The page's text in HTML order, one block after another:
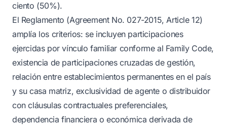
ciento (50%).
El Reglamento (Agreement No. 027-2015, Article 12)
amplía los criterios: se incluyen participaciones
ejercidas por vínculo familiar conforme al Family Code,
existencia de participaciones cruzadas de gestión,
relación entre establecimientos permanentes en el país
y su casa matriz, exclusividad de agente o distribuidor
con cláusulas contractuales preferenciales,
dependencia financiera o económica derivada de